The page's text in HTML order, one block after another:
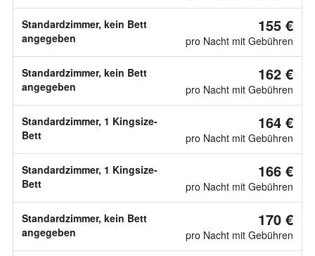
Standardzimmer, kein Bett
angegeben
155 €
pro Nacht mit Gebühren
Standardzimmer, kein Bett
angegeben
162 €
pro Nacht mit Gebühren
Standardzimmer, 1 Kingsize-
Bett
164 €
pro Nacht mit Gebühren
Standardzimmer, 1 Kingsize-
Bett
166 €
pro Nacht mit Gebühren
Standardzimmer, kein Bett
angegeben
170 €
pro Nacht mit Gebühren